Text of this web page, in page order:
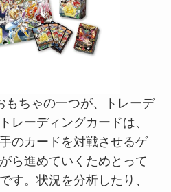
もちゃの一つが、トレーデ
レーディングカードは、
のカードを対戦させるゲ
ら進めていくためとって
す。状況を分析したり、